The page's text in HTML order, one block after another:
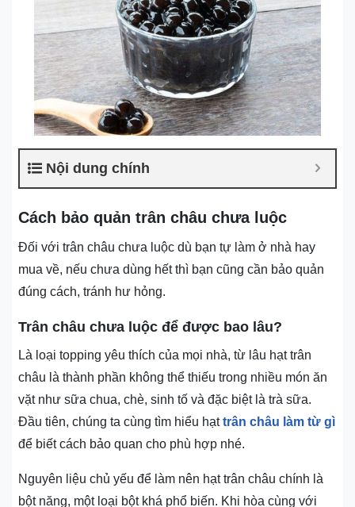
Nội dung chính
Cách bảo quản trân châu chưa luộc
Đối với trân châu chưa luộc dù bạn tự làm ở nhà hay
mua về, nếu chưa dùng hết thì bạn cũng cần bảo quản
đúng cách, tránh hư hỏng.
Trân châu chưa luộc để được bao lâu?
Là loại topping yêu thích của mọi nhà, từ lâu hạt trân
châu là thành phần không thể thiếu trong nhiều món ăn
vặt như sữa chua, chè, sinh tố và đặc biệt là trà sữa.
Đầu tiên, chúng ta cùng tìm hiểu hạttrân châu làm từ gì
để biết cách bảo quan cho phù hợp nhé.
Nguyên liệu chủ yếu để làm nên hạt trân châu chính là
bột năng, một loại bột khá phổ biến. Khi hòa cùng với